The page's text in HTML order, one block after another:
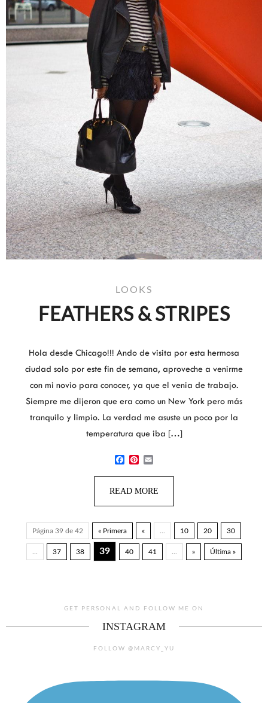
LOOKS
FEATHERS & STRIPES
Hola desde Chicago!!! Ando de visita por esta hermosa
ciudad solo por este fin de semana, aproveche a venirme
con mi novio para conocer, ya que el venia de trabajo.
Siempre me dijeron que era como un New York pero más
tranquilo y limpio. La verdad me asuste un poco por la
temperatura que iba […]
READ MORE
Página 39 de 42 « Primera « 10 20 30
37 38 39 40 41 » Última »
GET PERSONAL AND FOLLOW ME ON
INSTAGRAM
FOLLOW @MARCY_YU